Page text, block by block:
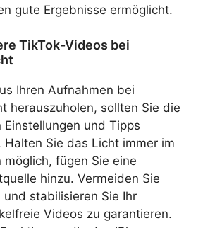
gute Ergebnisse ermöglicht.
TikTok-Videos bei
Ihren Aufnahmen bei
herauszuholen, sollten Sie die
und Tipps
Halten Sie das Licht immer im
fügen Sie eine
hinzu. Vermeiden Sie
und stabilisieren Sie Ihr
Videos zu garantieren.